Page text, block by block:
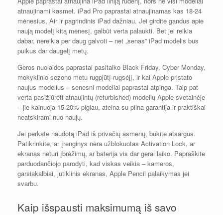
atnaujinami kasmet. iPad Pro paprastai atnaujinamas kas 18-24
mėnesius, Air ir pagrindinis iPad dažniau. Jei girdite gandus apie
naują modelį kitą mėnesį, galbūt verta palaukti. Bet jei reikia
dabar, nereikia per daug galvoti – net „senas” iPad modelis bus
puikus dar daugelį metų.
Geros nuolaidos paprastai pasitaiko Black Friday, Cyber Monday,
mokyklinio sezono metu rugpjūtį-rugsėjį, ir kai Apple pristato
naujus modelius – senesni modeliai paprastai atpinga. Taip pat
verta pasižiūrėti atnaujintų (refurbished) modelių Apple svetainėje
– jie kainuoja 15-20% pigiau, ateina su pilna garantija ir praktiškai
neatskirami nuo naujų.
Jei perkate naudotą iPad iš privačių asmenų, būkite atsargūs.
Patikrinkite, ar įrenginys nėra užblokuotas Activation Lock, ar
ekranas neturi įbrėžimų, ar baterija vis dar gerai laiko. Papraškite
parduodančiojo parodyti, kad viskas veikia – kameros,
garsiakalbiai, jutiklinis ekranas, Apple Pencil palaikymas jei
svarbu.
Kaip išspausti maksimumą iš savo